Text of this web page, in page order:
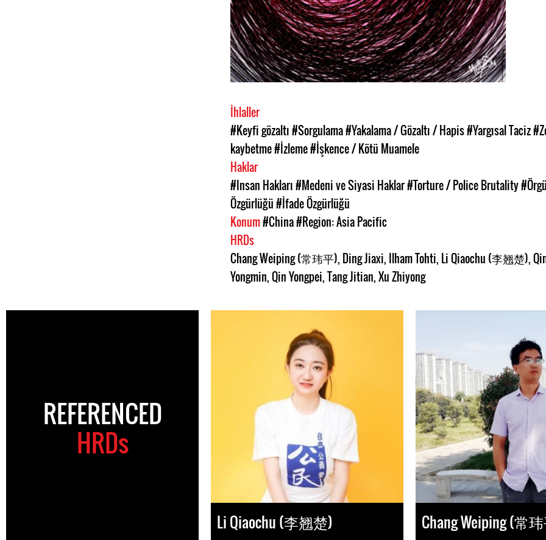
İhlaller
#Keyfi gözaltı#Sorgulama#Yakalama / Gözaltı / Hapis#Yargısal Taciz
kaybetme#İzleme#İşkence / Kötü Muamele
Haklar
#Insan Hakları#Medeni ve Siyasi Haklar#Torture / Police Brutality
Özgürlüğü#İfade Özgürlüğü
Konum#China#Region: Asia Pacific
HRDs
Chang Weiping (常玮平), Ding Jiaxi, Ilham Tohti, Li Qiaochu (李翘楚),
Yongmin,Qin Yongpei,Tang Jitian,Xu Zhiyong
REFERENCED
HRDs
Li Qiaochu (李翘楚) Chang Weiping (常